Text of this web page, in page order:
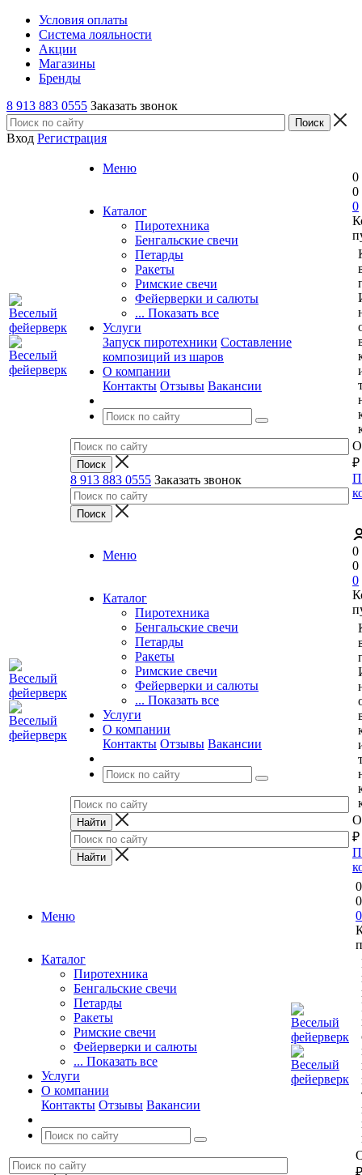
Условия оплаты
Система лояльности
Акции
Магазины
Бренды
8 913 883 0555 Заказать звонок
Вход Регистрация
Меню
Каталог
Пиротехника
Бенгальские свечи
Петарды
Ракеты
Римские свечи
Фейерверки и салюты
... Показать все
Услуги
Запуск пиротехники Составление
композиций из шаров
О компании
Контакты Отзывы Вакансии
8 913 883 0555 Заказать звонок
0
0
0
₽
Меню
Каталог
Пиротехника
Бенгальские свечи
Петарды
Ракеты
Римские свечи
Фейерверки и салюты
... Показать все
Услуги
О компании
Контакты Отзывы Вакансии
0
0
0
₽
Меню
Каталог
Пиротехника
Бенгальские свечи
Петарды
Ракеты
Римские свечи
Фейерверки и салюты
... Показать все
Услуги
О компании
Контакты Отзывы Вакансии
0
0
0
₽